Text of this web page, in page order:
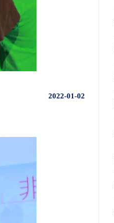
2022-01-02